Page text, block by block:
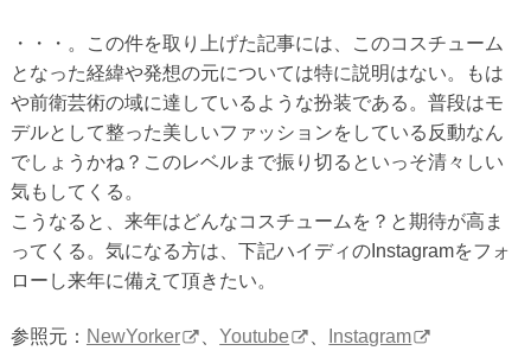
・・・。この件を取り上げた記事には、このコスチューム
となった経緯や発想の元については特に説明はない。もは
や前衛芸術の域に達しているような扮装である。普段はモ
デルとして整った美しいファッションをしている反動なん
でしょうかね？このレベルまで振り切るといっそ清々しい
気もしてくる。
こうなると、来年はどんなコスチュームを？と期待が高ま
ってくる。気になる方は、下記ハイディのInstagramをフォ
ローし来年に備えて頂きたい。
参照元： NewYorker 、Youtube Instagram